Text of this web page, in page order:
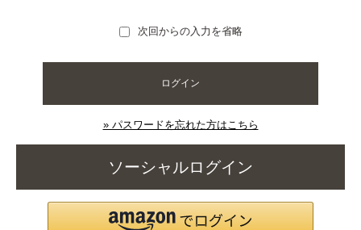
次回からの入力を省略
ログイン
» パスワードを忘れた方はこちら
ソーシャルログイン